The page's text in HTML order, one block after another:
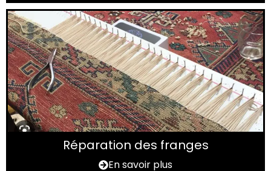
Réparation des franges
En savoir plus